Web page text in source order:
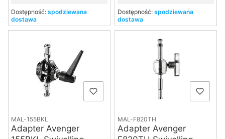
Dostępność: spodziewana
dostawa
Dostępność: spodziewana
dostawa
MAL-155BKL
Adapter Avenger
MAL-F820TH
Adapter Avenger